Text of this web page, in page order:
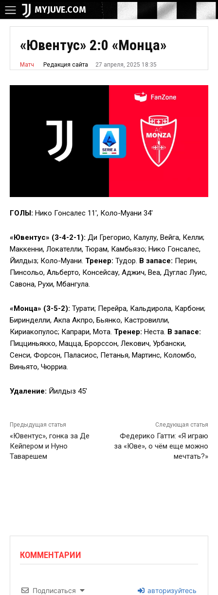
MYJUVE.COM
«Ювентус» 2:0 «Монца»
Матч Редакция сайта 27 апреля, 2025 18:35
ГОЛЫ: Нико Гонсалес 11′, Коло-Муани 34′
«Ювентус» (3-4-2-1): Ди Грегорио, Калулу, Вейга, Келли;
Маккенни, Локателли, Тюрам, Камбьязо; Нико Гонсалес,
Йилдыз; Коло-Муани. Тренер: Тудор. В запасе: Перин,
Пинсольо, Альберто, Консейсау, Аджич, Веа, Дуглас Луис,
Савона, Рухи, Мбангула.
«Монца» (3-5-2): Турати; Перейра, Кальдирола, Карбони;
Биринделли, Акпа Акпро, Бьянко, Кастровилли,
Кириакопулос; Капрари, Мота. Тренер: Неста. В запасе:
Пицциньякко, Мацца, Брорссон, Лекович, Урбански,
Сенси, Форсон, Паласиос, Петанья, Мартинс, Коломбо,
Виньято, Чюрриа.
Удаление: Йилдыз 45′
Предыдущая статья
«Ювентус», гонка за Де
Кейпером и Нуно
Таварешем
Следующая статья
Федерико Гатти: «Я играю
за «Юве», о чём еще можно
мечтать?»
КОММЕНТАРИИ
Подписаться авторизуйтесь